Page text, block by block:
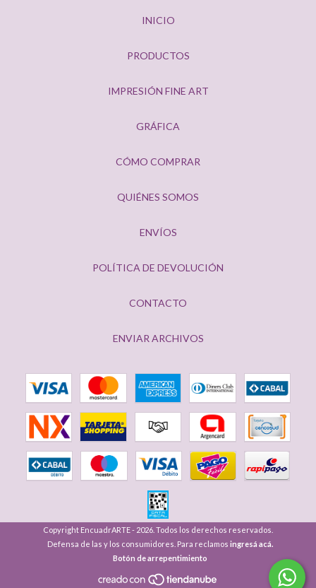
INICIO
PRODUCTOS
IMPRESIÓN FINE ART
GRÁFICA
CÓMO COMPRAR
QUIÉNES SOMOS
ENVÍOS
POLÍTICA DE DEVOLUCIÓN
CONTACTO
ENVIAR ARCHIVOS
Copyright EncuadrARTE - 2026. Todos los derechos reservados.
Defensa de las y los consumidores. Para reclamos ingresá acá.
Botón de arrepentimiento